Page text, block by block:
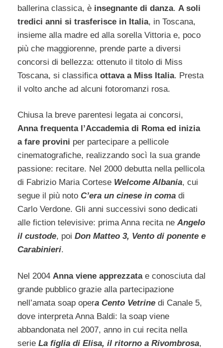
ballerina classica, è insegnante di danza. A soli
tredici anni si trasferisce in Italia, in Toscana,
insieme alla madre ed alla sorella Vittoria e, poco
più che maggiorenne, prende parte a diversi
concorsi di bellezza: ottenuto il titolo di Miss
Toscana, si classifica ottava a Miss Italia. Presta
il volto anche ad alcuni fotoromanzi rosa.
Chiusa la breve parentesi legata ai concorsi,
Anna frequenta l’Accademia di Roma ed inizia
a fare provini per partecipare a pellicole
cinematografiche, realizzando socì la sua grande
passione: recitare. Nel 2000 debutta nella pellicola
di Fabrizio Maria Cortese Welcome Albania, cui
segue il più noto C’era un cinese in coma di
Carlo Verdone. Gli anni successivi sono dedicati
alle fiction televisive: prima Anna recita ne Angelo
il custode, poi Don Matteo 3, Vento di ponente e
Carabinieri.
Nel 2004 Anna viene apprezzata e conosciuta dal
grande pubblico grazie alla partecipazione
nell’amata soap opera Cento Vetrine di Canale 5,
dove interpreta Anna Baldi: la soap viene
abbandonata nel 2007, anno in cui recita nella
serie La figlia di Elisa, il ritorno a Rivombrosa,